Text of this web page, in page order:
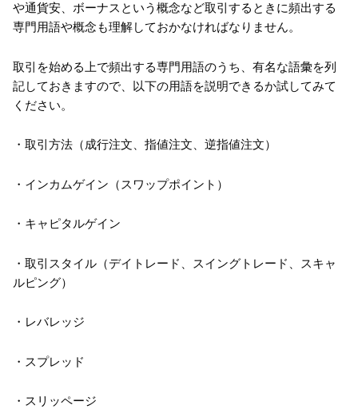
や通貨安、ボーナスという概念など取引するときに頻出する
専門用語や概念も理解しておかなければなりません。
取引を始める上で頻出する専門用語のうち、有名な語彙を列
記しておきますので、以下の用語を説明できるか試してみて
ください。
・取引方法（成行注文、指値注文、逆指値注文）
・インカムゲイン（スワップポイント）
・キャピタルゲイン
・取引スタイル（デイトレード、スイングトレード、スキャ
ルピング）
・レバレッジ
・スプレッド
・スリッページ